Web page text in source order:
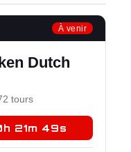
À venir
Dutch
tours
21m 49s